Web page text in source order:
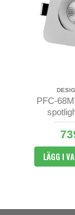
PFC-
LÄGG I